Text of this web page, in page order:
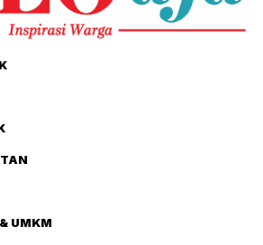
UMKM